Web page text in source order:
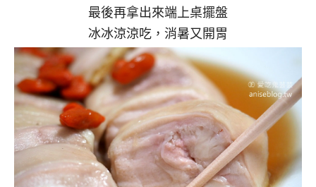
最後再拿出來端上桌擺盤
冰冰涼涼吃，消暑又開胃